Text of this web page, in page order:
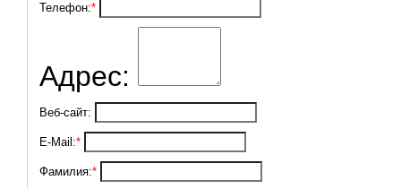
Телефон:*
Адрес:
Веб-сайт:
E-Mail:*
Фамилия:*